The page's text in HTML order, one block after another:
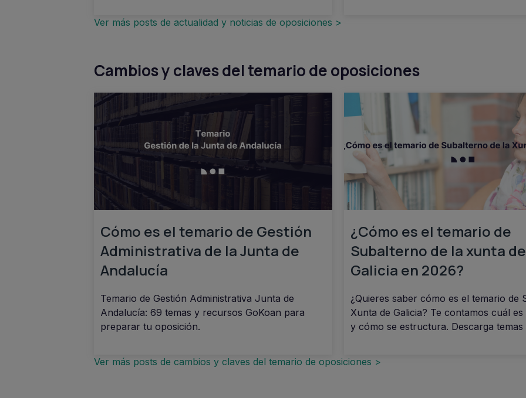
Ver más posts de actualidad y noticias de oposiciones >
Cambios y claves del temario de oposiciones
Cómo es el temario de Gestión
Administrativa de la Junta de
Andalucía
Temario de Gestión Administrativa Junta de
Andalucía: 69 temas y recursos GoKoan para
preparar tu oposición.
¿Cómo es el temario de
Subalterno de la xunta de
Galicia en 2026?
¿Quieres saber cómo es el temario de
Xunta de Galicia? Te contamos cuál
y cómo se estructura. Descarga temas
Ver más posts de cambios y claves del temario de oposiciones >